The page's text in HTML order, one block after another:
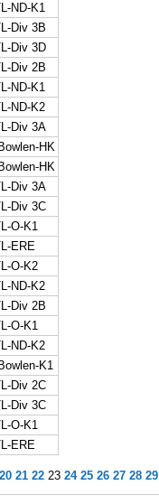
ND-K1
Div 3B
Div 3D
Div 2B
ND-K1
ND-K2
Div 3A
HK
HK
Div 3A
Div 3C
O-K1
ERE
O-K2
ND-K2
Div 2B
O-K1
ND-K2
K1
Div 2C
Div 3C
O-K1
ERE
20 21 2223 24 25 26 27 28 29